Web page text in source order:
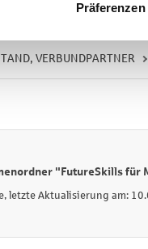
Präferenzen
VERBUNDPARTNER
"FutureSkills für
letzte Aktualisierung am: